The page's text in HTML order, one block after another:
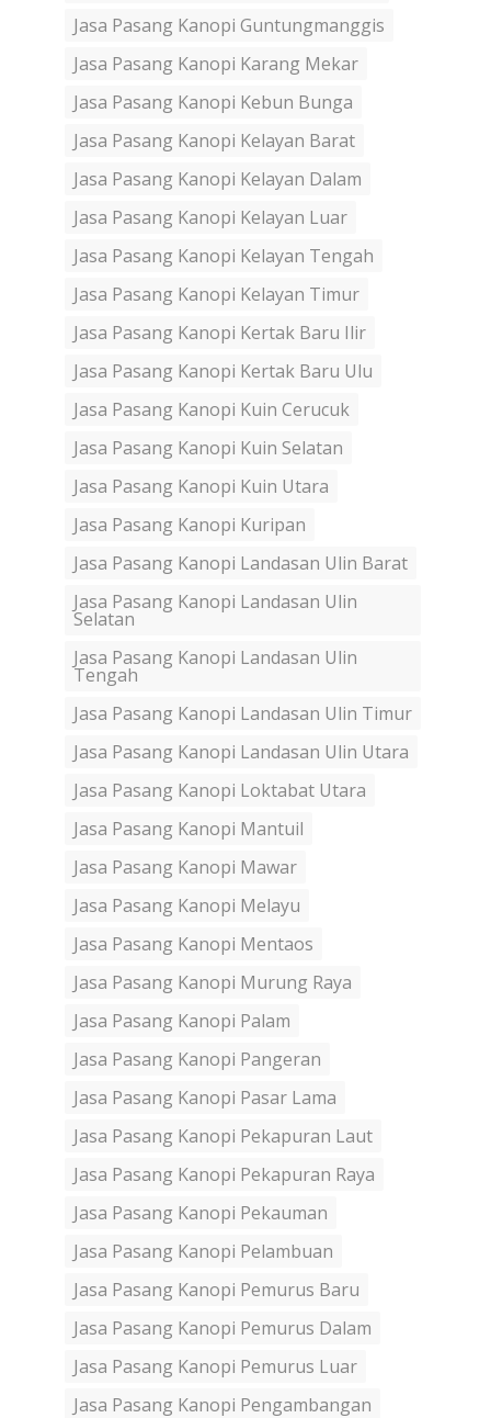
Jasa Pasang Kanopi Guntungmanggis
Jasa Pasang Kanopi Karang Mekar
Jasa Pasang Kanopi Kebun Bunga
Jasa Pasang Kanopi Kelayan Barat
Jasa Pasang Kanopi Kelayan Dalam
Jasa Pasang Kanopi Kelayan Luar
Jasa Pasang Kanopi Kelayan Tengah
Jasa Pasang Kanopi Kelayan Timur
Jasa Pasang Kanopi Kertak Baru Ilir
Jasa Pasang Kanopi Kertak Baru Ulu
Jasa Pasang Kanopi Kuin Cerucuk
Jasa Pasang Kanopi Kuin Selatan
Jasa Pasang Kanopi Kuin Utara
Jasa Pasang Kanopi Kuripan
Jasa Pasang Kanopi Landasan Ulin Barat
Jasa Pasang Kanopi Landasan Ulin
Selatan
Jasa Pasang Kanopi Landasan Ulin
Tengah
Jasa Pasang Kanopi Landasan Ulin Timur
Jasa Pasang Kanopi Landasan Ulin Utara
Jasa Pasang Kanopi Loktabat Utara
Jasa Pasang Kanopi Mantuil
Jasa Pasang Kanopi Mawar
Jasa Pasang Kanopi Melayu
Jasa Pasang Kanopi Mentaos
Jasa Pasang Kanopi Murung Raya
Jasa Pasang Kanopi Palam
Jasa Pasang Kanopi Pangeran
Jasa Pasang Kanopi Pasar Lama
Jasa Pasang Kanopi Pekapuran Laut
Jasa Pasang Kanopi Pekapuran Raya
Jasa Pasang Kanopi Pekauman
Jasa Pasang Kanopi Pelambuan
Jasa Pasang Kanopi Pemurus Baru
Jasa Pasang Kanopi Pemurus Dalam
Jasa Pasang Kanopi Pemurus Luar
Jasa Pasang Kanopi Pengambangan